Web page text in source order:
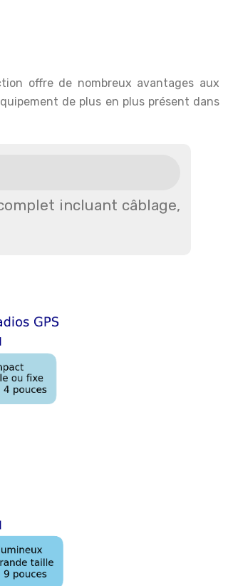
offre de nombreux avantages aux
de plus en plus présent dans
incluant câblage,